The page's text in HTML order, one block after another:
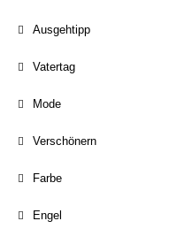
Ausgehtipp
Vatertag
Mode
Verschönern
Farbe
Engel